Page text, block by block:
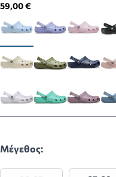
59,00 €
Μέγεθος: